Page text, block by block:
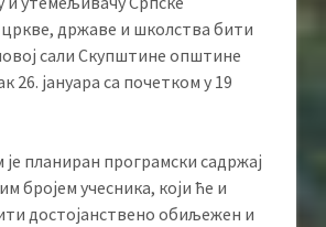
државе и школства бити
сали Скупштине општине
26. јануара са почетком у 19
је планиран програмски садржај
бројем учесника, који ће и
достојанствено обиљежен и